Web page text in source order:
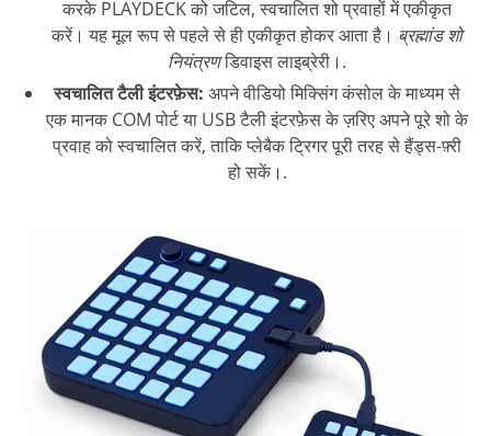
करके PLAYDECK को जटिल, स्वचालित शो प्रवाहों में एकीकृत
करें। यह मूल रूप से पहले से ही एकीकृत होकर आता है। ब्रह्मांड शो
नियंत्रणडिवाइस लाइब्रेरी।.
स्वचालित टैली इंटरफ़ेस: अपने वीडियो मिक्सिंग कंसोल के माध्यम से
एक मानक COM पोर्ट या USB टैली इंटरफ़ेस के ज़रिए अपने पूरे शो के
प्रवाह को स्वचालित करें, ताकि प्लेबैक ट्रिगर पूरी तरह से हैंड्स-फ़्री
हो सकें।.